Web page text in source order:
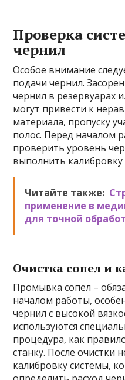
Проверка
чернил
Особое внимание
подачи чернил.
чернил в резервуарах
могут привести к
материала, пропуску
полос. Перед началом
проверить уровень
выполнить
Читайте также:
применение в
для точной
Очистка сопел и
Промывка сопел –
началом работы,
чернил с высокой
используются
процедура, как
станку. После очистки
калибровку системы,